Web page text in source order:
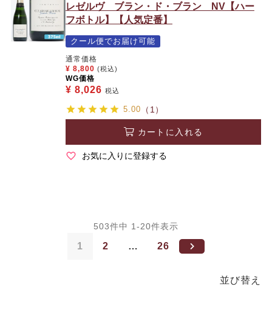
レゼルヴ ブラン・ド・ブラン NV【ハー
フボトル】【人気定番】
クール便でお届け可能
通常価格
¥ 8,800 (税込)
WG価格
¥ 8,026 税込
5.00 （1）
カートに入れる
お気に入りに登録する
並び替え
503件中 1 -20件表示
1 2 … 26